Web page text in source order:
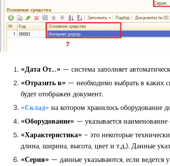
«Дата От…» — система заполняет
«Отразить в» — необходимо выбрать в каких
будет отображен документ.
«Склад» на котором хранилось оборудование
«Оборудование» — указывается наименование
«Характеристика» – это некоторые
длина, ширина, высота, цвет и т.д.). Данные
«Серия» — данные указываются, если ведется